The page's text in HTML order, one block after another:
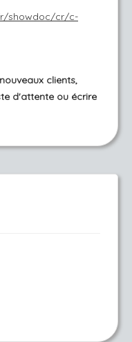
showdoc/cr/c-
clients,
d'attente ou écrire